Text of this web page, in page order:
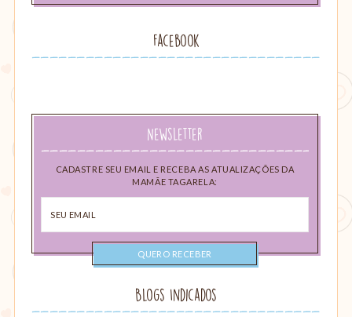
Facebook
Newsletter
CADASTRE SEU EMAIL E RECEBA AS ATUALIZAÇÕES DA
MAMÃE TAGARELA:
email
Blogs Indicados